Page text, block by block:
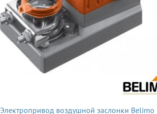
Электропривод воздушной заслонки Belimo